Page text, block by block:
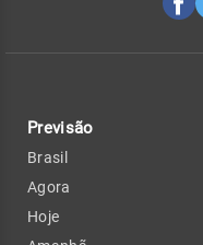
Previsão
Brasil
Agora
Hoje